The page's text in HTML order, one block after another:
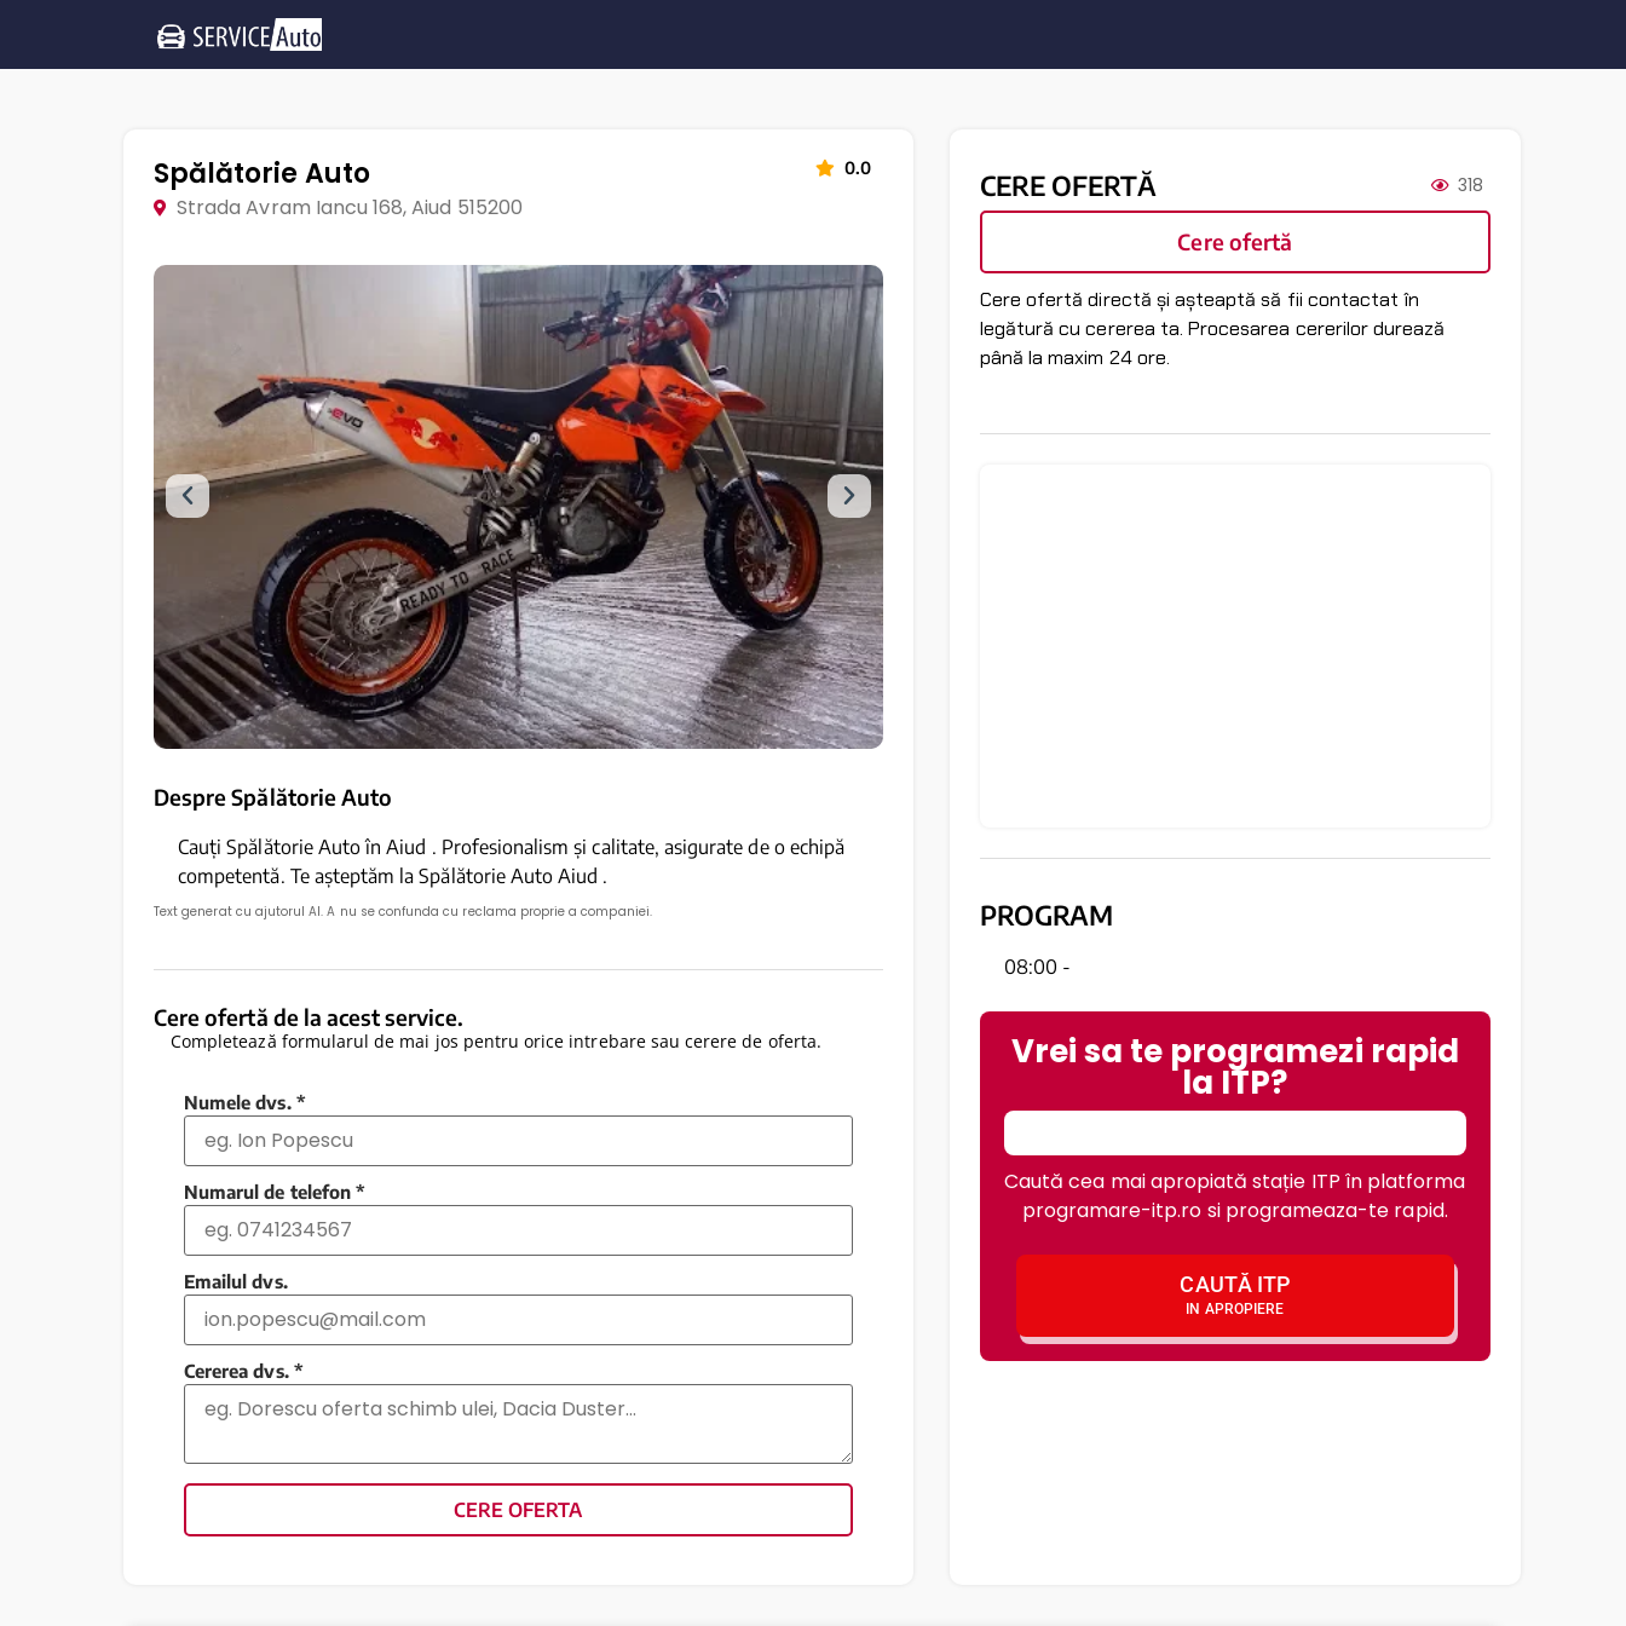
Spălătorie Auto 0.0
Strada Avram Iancu 168, Aiud 515200
Despre Spălătorie Auto
Cauți Spălătorie Auto în Aiud . Profesionalism și calitate, asigurate de o echipă
competentă. Te așteptăm la Spălătorie Auto Aiud .
Text generat cu ajutorul AI. A nu se confunda cu reclama proprie a companiei.
Cere ofertă de la acest service.
Completează formularul de mai jos pentru orice intrebare sau cerere de oferta.
Numele dvs. *
Numarul de telefon *
Emailul dvs.
Cererea dvs. *
CERE OFERTA
CERE OFERTĂ 318
Cere ofertă
Cere ofertă directă și așteaptă să fii contactat în
legătură cu cererea ta. Procesarea cererilor durează
până la maxim 24 ore.
PROGRAM
08:00 -
Vrei sa te programezi rapid
la ITP?
Caută cea mai apropiată stație ITP în platforma
programare-itp.ro si programeaza-te rapid.
CAUTĂ ITP
IN APROPIERE